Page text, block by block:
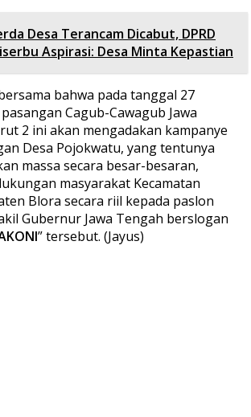
Desa Terancam Dicabut, DPRD
Aspirasi: Desa Minta Kepastian
bahwa pada tanggal 27
Cagub-Cawagub Jawa
2 ini akan mengadakan kampanye
Desa Pojokwatu, yang tentunya
massa secara besar-besaran,
masyarakat Kecamatan
Blora secara riil kepada paslon
Gubernur Jawa Tengah berslogan
” tersebut. (Jayus)